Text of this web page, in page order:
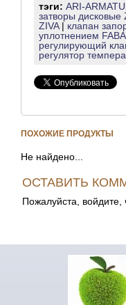
тэги: ARI-
затворы дисковые
ZIVA| клапан
уплотнением FABA
регулирующий
регулятор
ПОХОЖИЕ ПРОДУКТЫ
Не найдено...
ОСТАВИТЬ
Пожалуйста, войдите,